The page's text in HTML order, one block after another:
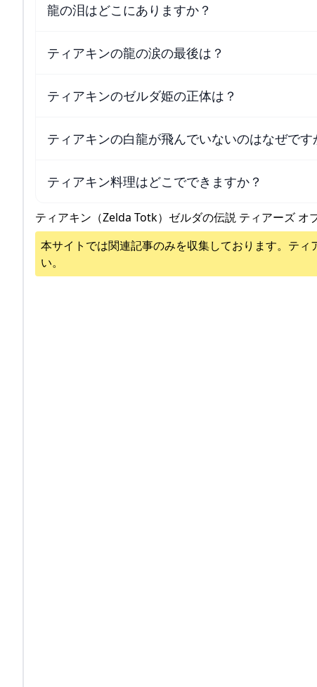
龍の泪はどこにありますか？
ティアキンの龍の涙の最後は？
ティアキンのゼルダ姫の正体は？
ティアキンの白龍が飛んでいないのはなぜです
ティアキン料理はどこでできますか？
ティアキン（Zelda Totk）ゼルダの伝説 ティアーズ
本サイトでは関連記事のみを収集しております。 ティ
い。